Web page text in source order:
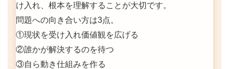
け入れ、根本を理解することが大切です。
問題への向き合い方は3点。
①現状を受け入れ価値観を広げる
②誰かが解決するのを待つ
③自ら動き仕組みを作る